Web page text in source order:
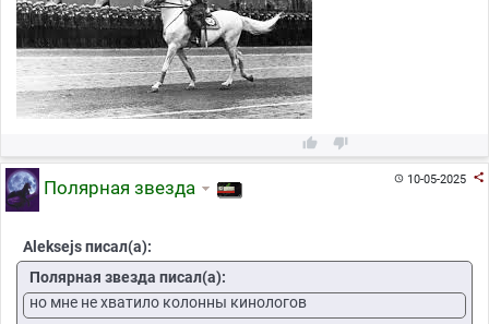
 
10-05-2025 
Полярная звезда
Aleksejs писал(а):
Полярная звезда писал(а):
но мне не хватило колонны кинологов